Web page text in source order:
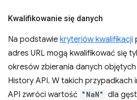
Kwalifikowanie się danych
Na podstawie kryteriów kwalifikacji
adres URL mogą kwalifikować się
okresów zbierania danych
History API. W takich przypadkach
API zwróci wartość "NaN" dla